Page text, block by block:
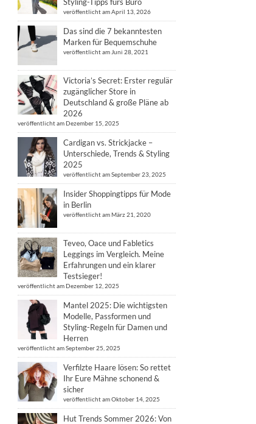
veröffentlicht am April 13, 2026
Das sind die 7 bekanntesten
Marken für Bequemschuhe
veröffentlicht am Juni 28, 2021
Victoria’s Secret: Erster regulär
zugänglicher Store in
Deutschland & große Pläne ab
2026
veröffentlicht am Dezember 15, 2025
Cardigan vs. Strickjacke –
Unterschiede, Trends & Styling
2025
veröffentlicht am September 23, 2025
Insider Shoppingtipps für Mode
in Berlin
veröffentlicht am März 21, 2020
Teveo, Oace und Fabletics
Leggings im Vergleich. Meine
Erfahrungen und ein klarer
Testsieger!
veröffentlicht am Dezember 12, 2025
Mantel 2025: Die wichtigsten
Modelle, Passformen und
Styling-Regeln für Damen und
Herren
veröffentlicht am September 25, 2025
Verfilzte Haare lösen: So rettet
Ihr Eure Mähne schonend &
sicher
veröffentlicht am Oktober 14, 2025
Hut Trends Sommer 2026: Von